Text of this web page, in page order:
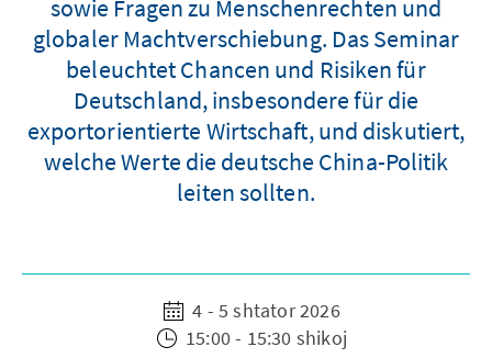
sowie Fragen zu Menschenrechten und
globaler Machtverschiebung. Das Seminar
beleuchtet Chancen und Risiken für
Deutschland, insbesondere für die
exportorientierte Wirtschaft, und diskutiert,
welche Werte die deutsche China-Politik
leiten sollten.
4 - 5 shtator 2026
15:00 - 15:30 shikoj